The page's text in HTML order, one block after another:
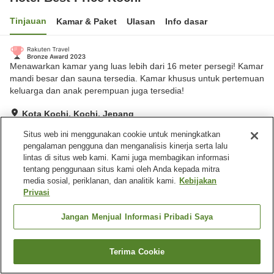
Tinjauan Kamar & Paket Ulasan Info dasar
Menawarkan kamar yang luas lebih dari 16 meter persegi! Kamar
mandi besar dan sauna tersedia. Kamar khusus untuk pertemuan
keluarga dan anak perempuan juga tersedia!
Kota Kochi, Kochi, Jepang
Hebat Ulasan:626
Fasilitas properti
Sauna
Pemandian besar
Cari kamar
Situs web ini menggunakan cookie untuk meningkatkan
pengalaman pengguna dan menganalisis kinerja serta lalu
lintas di situs web kami. Kami juga membagikan informasi
tentang penggunaan situs kami oleh Anda kepada mitra
media sosial, periklanan, dan analitik kami. Kebijakan
Privasi
Jangan Menjual Informasi Pribadi Saya
Terima Cookie